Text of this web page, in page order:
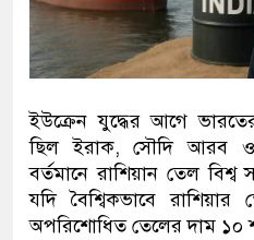
ইউক্রেন যুদ্ধের আগে
ছিল ইরাক, সৌদি আরব
বর্তমানে রাশিয়ান তেল
যদি বৈশ্বিকভাবে
অপরিশোধিত তেলের দাম ১০